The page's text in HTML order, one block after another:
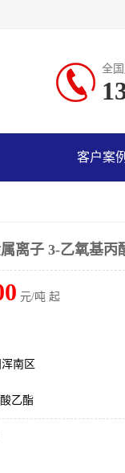
全
客户案例
离子 3-乙氧基丙
元/吨 起
南区
乙酯